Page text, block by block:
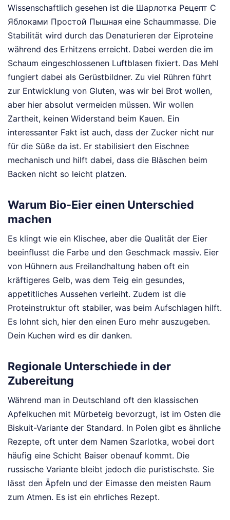
Wissenschaftlich gesehen ist die Шарлотка Рецепт С
Яблоками Простой Пышная eine Schaummasse. Die
Stabilität wird durch das Denaturieren der Eiproteine
während des Erhitzens erreicht. Dabei werden die im
Schaum eingeschlossenen Luftblasen fixiert. Das Mehl
fungiert dabei als Gerüstbildner. Zu viel Rühren führt
zur Entwicklung von Gluten, was wir bei Brot wollen,
aber hier absolut vermeiden müssen. Wir wollen
Zartheit, keinen Widerstand beim Kauen. Ein
interessanter Fakt ist auch, dass der Zucker nicht nur
für die Süße da ist. Er stabilisiert den Eischnee
mechanisch und hilft dabei, dass die Bläschen beim
Backen nicht so leicht platzen.
Warum Bio-Eier einen Unterschied
machen
Es klingt wie ein Klischee, aber die Qualität der Eier
beeinflusst die Farbe und den Geschmack massiv. Eier
von Hühnern aus Freilandhaltung haben oft ein
kräftigeres Gelb, was dem Teig ein gesundes,
appetitliches Aussehen verleiht. Zudem ist die
Proteinstruktur oft stabiler, was beim Aufschlagen hilft.
Es lohnt sich, hier den einen Euro mehr auszugeben.
Dein Kuchen wird es dir danken.
Regionale Unterschiede in der
Zubereitung
Während man in Deutschland oft den klassischen
Apfelkuchen mit Mürbeteig bevorzugt, ist im Osten die
Biskuit-Variante der Standard. In Polen gibt es ähnliche
Rezepte, oft unter dem Namen Szarlotka, wobei dort
häufig eine Schicht Baiser obenauf kommt. Die
russische Variante bleibt jedoch die puristischste. Sie
lässt den Äpfeln und der Eimasse den meisten Raum
zum Atmen. Es ist ein ehrliches Rezept.